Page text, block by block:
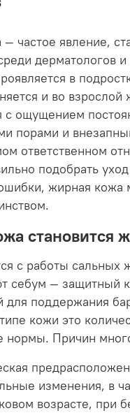
частое явление,
дерматологов
в
и во
с ощущением
порами и
ответственном
подобрать
жирная кожа
становится
с работы сальных
себум — защитный
для поддержания
кожи это
нормы. Причин
изменения, в
возрасте, при